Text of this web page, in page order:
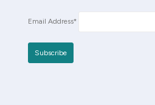
Email Address*